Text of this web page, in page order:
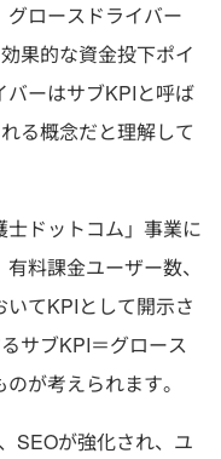
ロースドライバー
果的な資金投下ポイ
バーはサブKPIと呼ば
る概念だと理解して
ドットコム」事業に
料課金ユーザー数、
てKPIとして開示さ
サブKPI＝グロース
が考えられます。
SEOが強化され、ユ